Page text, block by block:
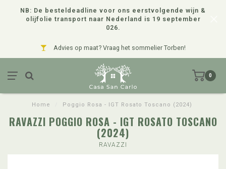
NB: De besteldeadline voor ons eerstvolgende wijn &
olijfolie transport naar Nederland is 19 september
026.
Advies op maat? Vraag het sommelier Torben!
0
Home Poggio Rosa - IGT Rosato Toscano (2024)
RAVAZZI POGGIO ROSA - IGT ROSATO TOSCANO
(2024)
RAVAZZI